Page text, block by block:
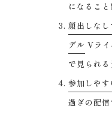
になるこ
顔出しな
デル Vラ
で見られ
参加しや
過ぎの配